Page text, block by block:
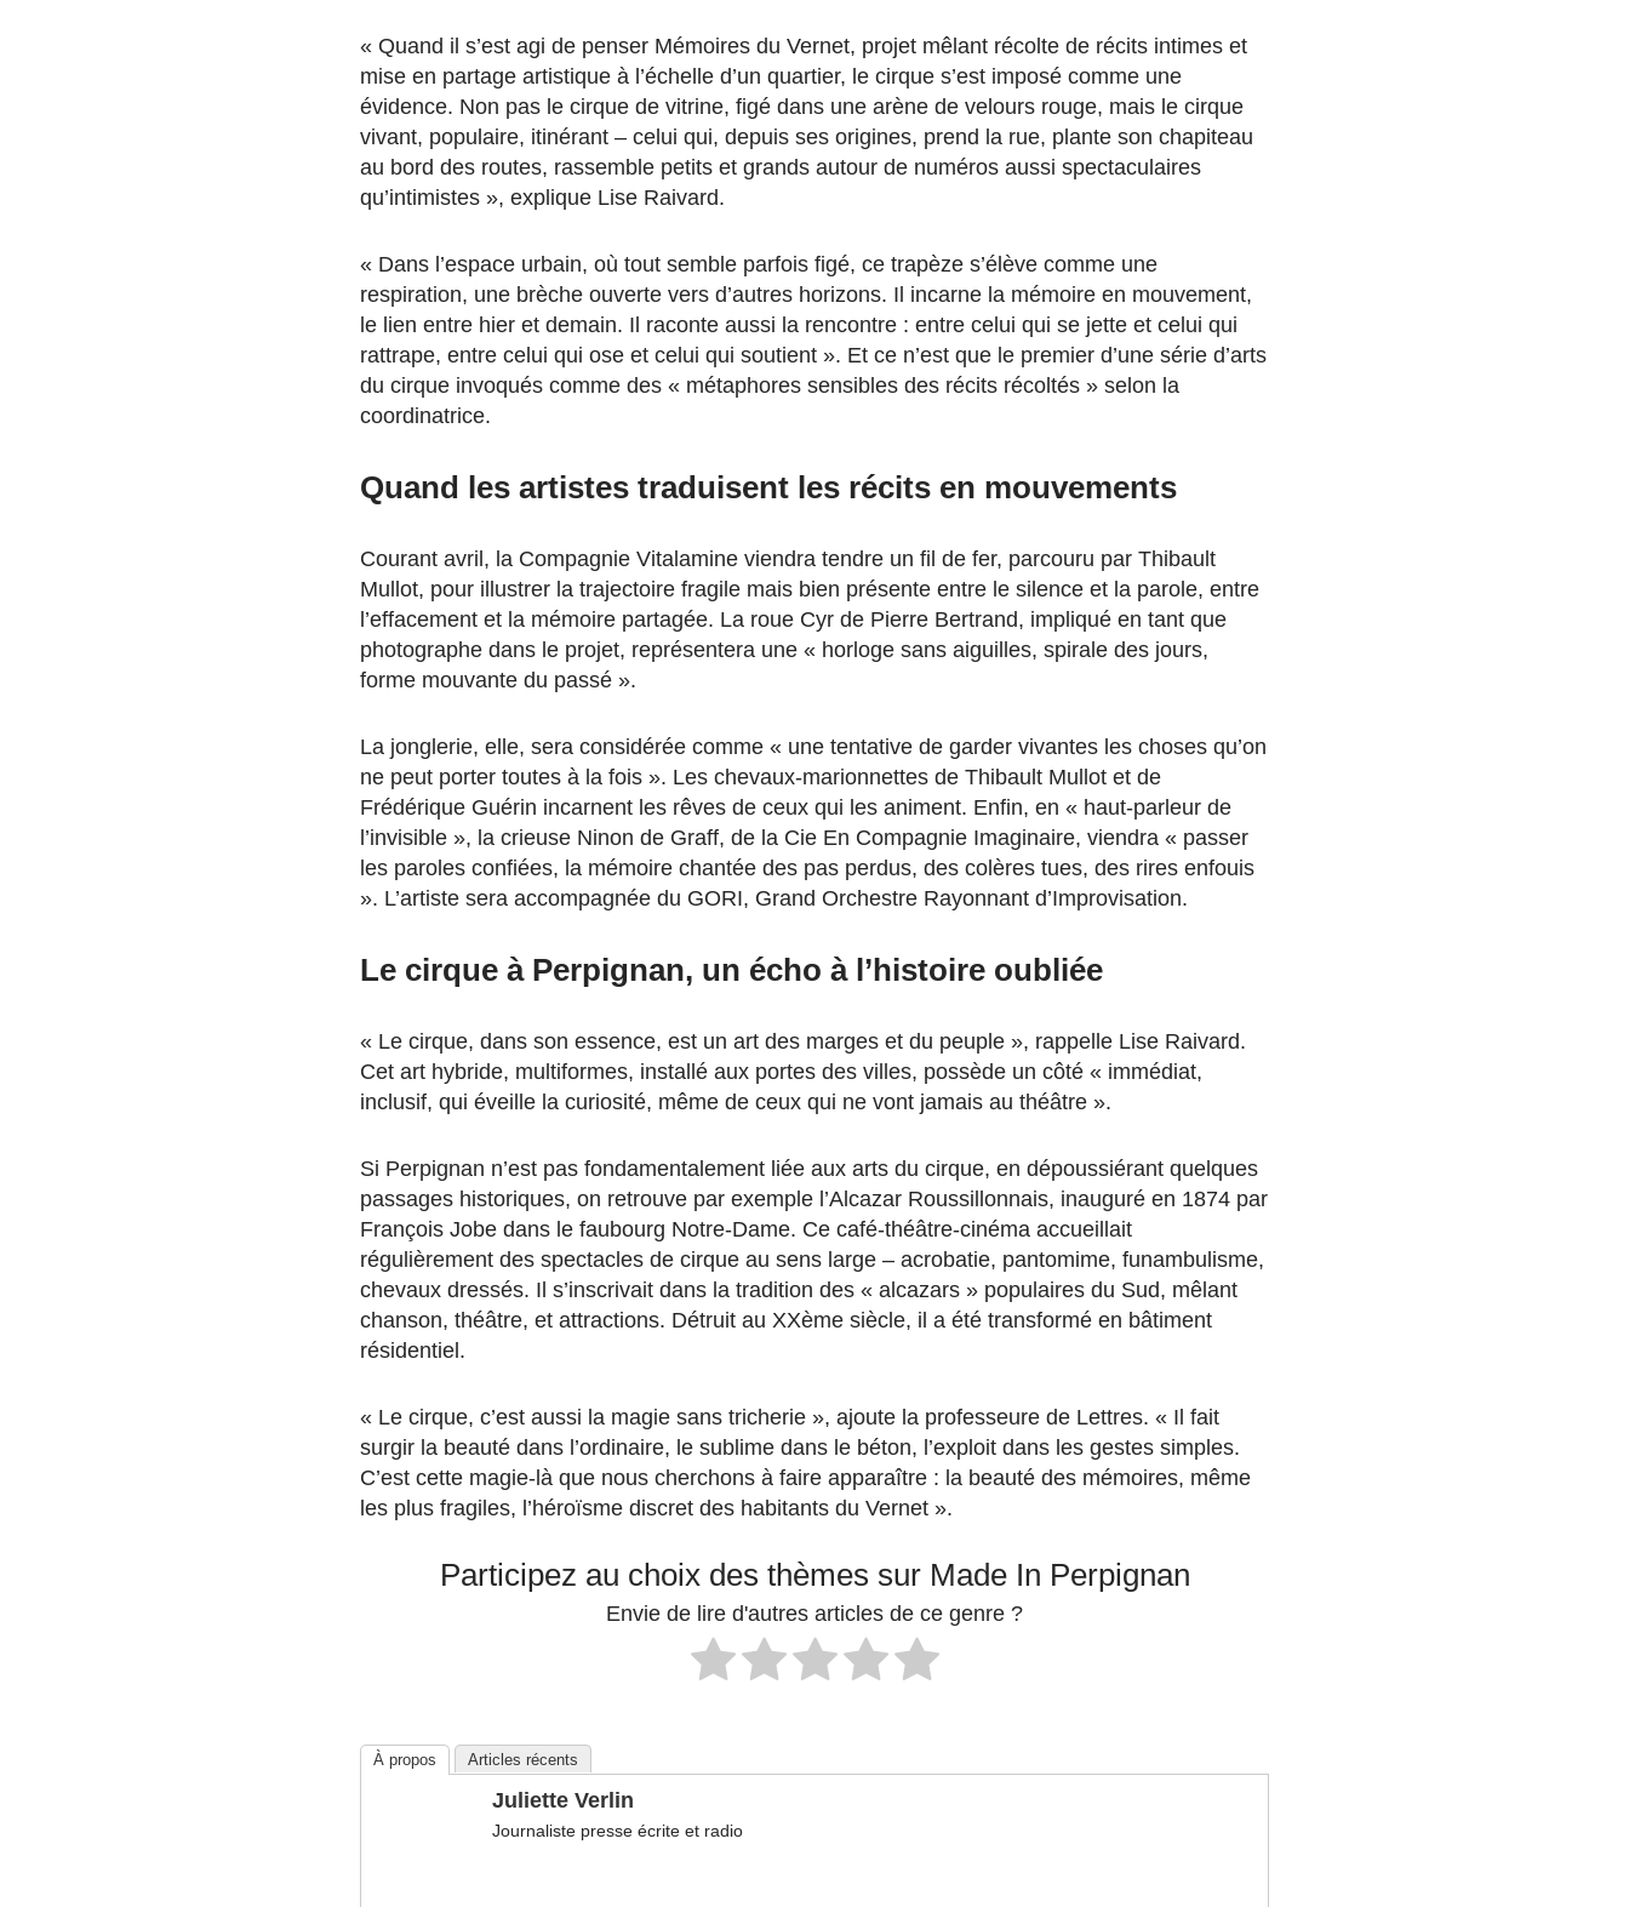
« Quand il s’est agi de penser Mémoires du Vernet, projet mêlant récolte de récits intimes et
mise en partage artistique à l’échelle d’un quartier, le cirque s’est imposé comme une
évidence. Non pas le cirque de vitrine, figé dans une arène de velours rouge, mais le cirque
vivant, populaire, itinérant – celui qui, depuis ses origines, prend la rue, plante son chapiteau
au bord des routes, rassemble petits et grands autour de numéros aussi spectaculaires
qu’intimistes », explique Lise Raivard.
« Dans l’espace urbain, où tout semble parfois figé, ce trapèze s’élève comme une
respiration, une brèche ouverte vers d’autres horizons. Il incarne la mémoire en mouvement,
le lien entre hier et demain. Il raconte aussi la rencontre : entre celui qui se jette et celui qui
rattrape, entre celui qui ose et celui qui soutient ». Et ce n’est que le premier d’une série d’arts
du cirque invoqués comme des « métaphores sensibles des récits récoltés » selon la
coordinatrice.
Quand les artistes traduisent les récits en mouvements
Courant avril, la Compagnie Vitalamine viendra tendre un fil de fer, parcouru par Thibault
Mullot, pour illustrer la trajectoire fragile mais bien présente entre le silence et la parole, entre
l’effacement et la mémoire partagée. La roue Cyr de Pierre Bertrand, impliqué en tant que
photographe dans le projet, représentera une « horloge sans aiguilles, spirale des jours,
forme mouvante du passé ».
La jonglerie, elle, sera considérée comme « une tentative de garder vivantes les choses qu’on
ne peut porter toutes à la fois ». Les chevaux-marionnettes de Thibault Mullot et de
Frédérique Guérin incarnent les rêves de ceux qui les animent. Enfin, en « haut-parleur de
l’invisible », la crieuse Ninon de Graff, de la Cie En Compagnie Imaginaire, viendra « passer
les paroles confiées, la mémoire chantée des pas perdus, des colères tues, des rires enfouis
». L’artiste sera accompagnée du GORI, Grand Orchestre Rayonnant d’Improvisation.
Le cirque à Perpignan, un écho à l’histoire oubliée
« Le cirque, dans son essence, est un art des marges et du peuple », rappelle Lise Raivard.
Cet art hybride, multiformes, installé aux portes des villes, possède un côté « immédiat,
inclusif, qui éveille la curiosité, même de ceux qui ne vont jamais au théâtre ».
Si Perpignan n’est pas fondamentalement liée aux arts du cirque, en dépoussiérant quelques
passages historiques, on retrouve par exemple l’Alcazar Roussillonnais, inauguré en 1874 par
François Jobe dans le faubourg Notre-Dame. Ce café-théâtre-cinéma accueillait
régulièrement des spectacles de cirque au sens large – acrobatie, pantomime, funambulisme,
chevaux dressés. Il s’inscrivait dans la tradition des « alcazars » populaires du Sud, mêlant
chanson, théâtre, et attractions. Détruit au XXème siècle, il a été transformé en bâtiment
résidentiel.
« Le cirque, c’est aussi la magie sans tricherie », ajoute la professeure de Lettres. « Il fait
surgir la beauté dans l’ordinaire, le sublime dans le béton, l’exploit dans les gestes simples.
C’est cette magie-là que nous cherchons à faire apparaître : la beauté des mémoires, même
les plus fragiles, l’héroïsme discret des habitants du Vernet ».
Participez au choix des thèmes sur Made In Perpignan
Envie de lire d'autres articles de ce genre ?
À propos Articles récents
Juliette Verlin
Journaliste presse écrite et radio